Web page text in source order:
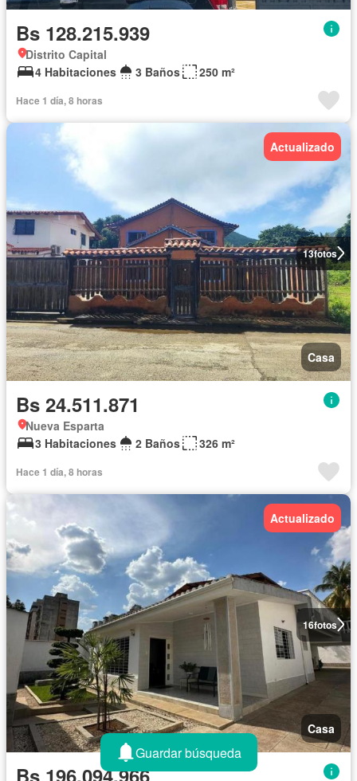
Bs 128.215.939
Distrito Capital
4 Habitaciones
3 Baños 250 m²
Hace 1 día, 8 horas
13fotos
Actualizado
Casa
Bs 24.511.871
Nueva Esparta
3 Habitaciones
2 Baños 326 m²
Hace 1 día, 8 horas
16fotos
Actualizado
Casa
Bs 196.094.966
Guardar búsqueda